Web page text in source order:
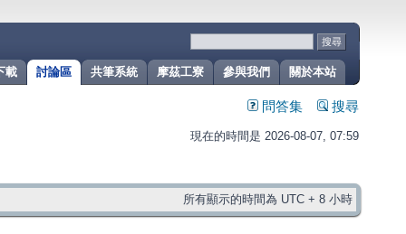
關於本站
參與我們
摩茲工寮
共筆系統
討論區
載
問答集 搜尋
現在的時間是 2026-08-07, 07:59
所有顯示的時間為 UTC + 8 小時